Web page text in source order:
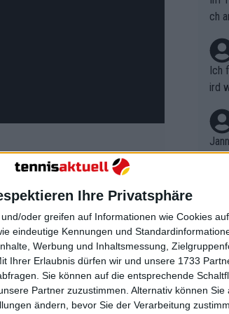
Ihre Privatsphäre
oder greifen auf Informationen wie Cookies
eindeutige Kennungen und
Werbung und Inhaltsmessung,
Ihrer Erlaubnis dürfen wir und unsere 1733
Sie können auf die entsprechende
Partner zuzustimmen. Alternativ können Sie
ändern, bevor Sie der Verarbeitung
Die
und schreit
ch
Ich
ird
r in
em
t,
B.
on
n
nt.